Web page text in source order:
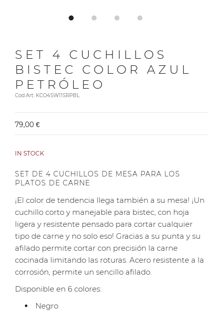
SET 4 CUCHILLOS
BISTEC COLOR AZUL
PETRÓLEO
Cod.Art. KCO4SW11SRPBL
79,00 €
IN STOCK
SET DE 4 CUCHILLOS DE MESA PARA LOS
PLATOS DE CARNE
¡El color de tendencia llega también a su mesa! ¡Un
cuchillo corto y manejable para bistec, con hoja
ligera y resistente pensado para cortar cualquier
tipo de carne y no solo eso! Gracias a su punta y su
afilado permite cortar con precisión la carne
cocinada limitando las roturas. Acero resistente a la
corrosión, permite un sencillo afilado.
Disponible en 6 colores:
Negro